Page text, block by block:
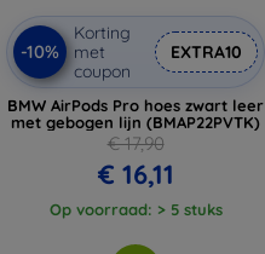
-10%
Korting
met
coupon
EXTRA10
BMW AirPods Pro hoes zwart leer
met gebogen lijn (BMAP22PVTK)
€ 17,90
€ 16,11
Op voorraad: > 5 stuks